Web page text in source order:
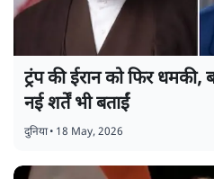
ट्रंप की ईरान को फिर
नई शर्तें भी बताईं
दुनिया• 18 May, 2026